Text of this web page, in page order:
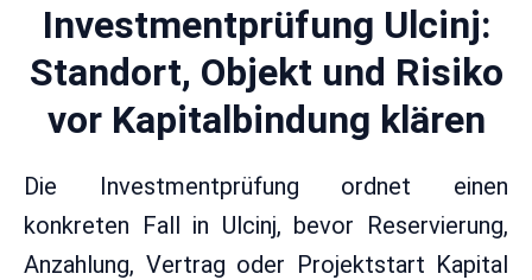
Investmentprüfung Ulcinj:
Standort, Objekt und Risiko
vor Kapitalbindung klären
Die Investmentprüfung ordnet einen
konkreten Fall in Ulcinj, bevor Reservierung,
Anzahlung, Vertrag oder Projektstart Kapital